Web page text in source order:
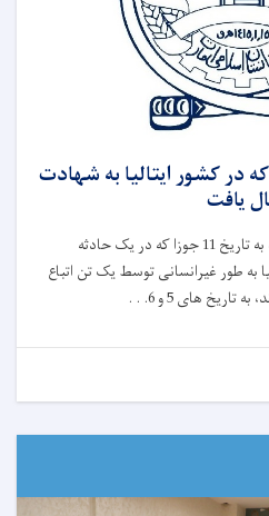
که در کشور ایتالیا به شهادت
یافت
اجساد سه تن از مهاجرین افغان که به تاریخ 11 جوزا که در یک حادثه
طور غیرانسانی توسط یک تن اتباع
های 5 و 6. . .